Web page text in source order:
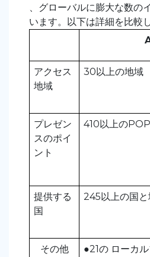
、グローバルに膨大な数の
います。以下は詳細を比較
アクセス
地域
30以上の地域
プレゼン
スのポイ
ント
410以上の
提供する
国
245以上の国と
その他
●21の ローカ